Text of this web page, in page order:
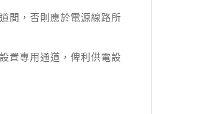
間，否則應於電源線路所
置專用通道，俾利供電設